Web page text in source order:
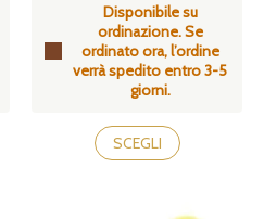
Disponibile su
ordinazione. Se
ordinato ora, l’ordine
verrà spedito entro 3-5
giorni.
prezzo:
da
49,90€
a
55,90€
SCEGLI
prodotto
ha